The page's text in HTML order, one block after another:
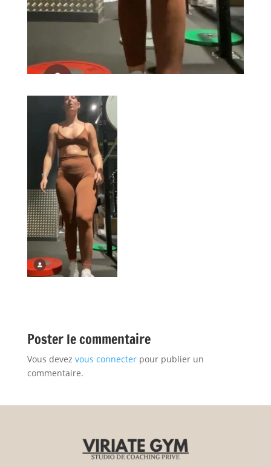
Poster le commentaire
Vous devez vous connecterpour publier un
commentaire.